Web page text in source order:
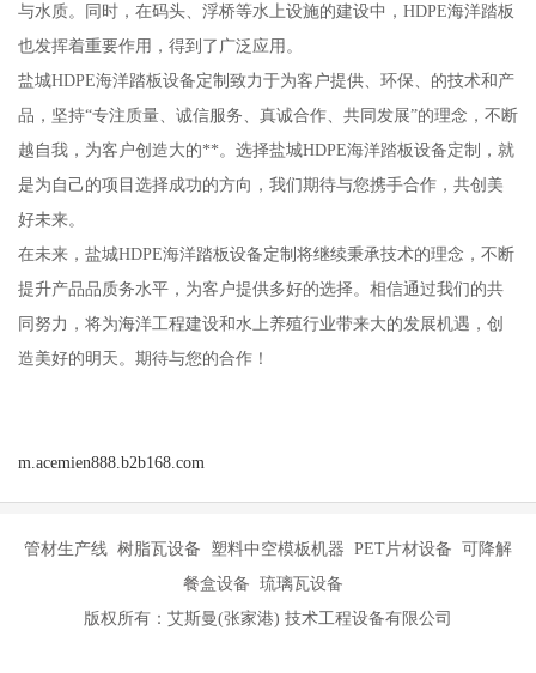
与水质。同时，在码头、浮桥等水上设施的建设中，HDPE海洋踏板
也发挥着重要作用，得到了广泛应用。
盐城HDPE海洋踏板设备定制致力于为客户提供、环保、的技术和产
品，坚持“专注质量、诚信服务、真诚合作、共同发展”的理念，不断
越自我，为客户创造大的**。选择盐城HDPE海洋踏板设备定制，就
是为自己的项目选择成功的方向，我们期待与您携手合作，共创美
好未来。
在未来，盐城HDPE海洋踏板设备定制将继续秉承技术的理念，不断
提升产品品质务水平，为客户提供多好的选择。相信通过我们的共
同努力，将为海洋工程建设和水上养殖行业带来大的发展机遇，创
造美好的明天。期待与您的合作！
m.acemien888.b2b168.com
管材生产线 树脂瓦设备 塑料中空模板机器 PET片材设备 可降解
餐盒设备 琉璃瓦设备
版权所有：艾斯曼(张家港) 技术工程设备有限公司